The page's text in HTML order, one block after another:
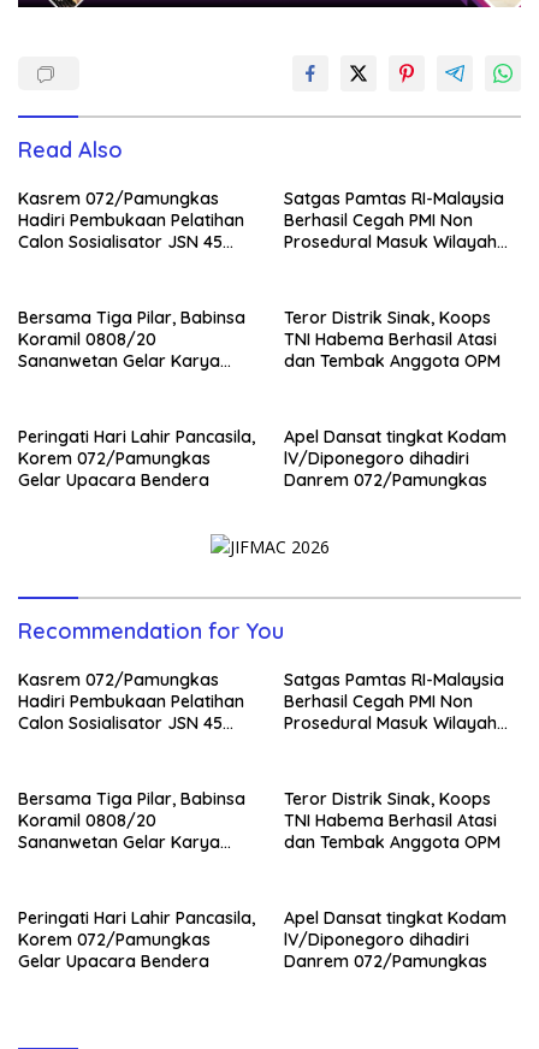
Read Also
Kasrem 072/Pamungkas
Hadiri Pembukaan Pelatihan
Calon Sosialisator JSN 45
Satgas Pamtas RI-Malaysia
Berhasil Cegah PMI Non
Prosedural Masuk Wilayah
Bersama Tiga Pilar, Babinsa
Koramil 0808/20
Sananwetan Gelar Karya
Teror Distrik Sinak, Koops
TNI Habema Berhasil Atasi
dan Tembak Anggota OPM
Peringati Hari Lahir Pancasila,
Korem 072/Pamungkas
Gelar Upacara Bendera
Apel Dansat tingkat Kodam
lV/Diponegoro dihadiri
Danrem 072/Pamungkas
Recommendation for You
Kasrem 072/Pamungkas
Hadiri Pembukaan Pelatihan
Calon Sosialisator JSN 45
Satgas Pamtas RI-Malaysia
Berhasil Cegah PMI Non
Prosedural Masuk Wilayah
Bersama Tiga Pilar, Babinsa
Koramil 0808/20
Sananwetan Gelar Karya
Teror Distrik Sinak, Koops
TNI Habema Berhasil Atasi
dan Tembak Anggota OPM
Peringati Hari Lahir Pancasila,
Korem 072/Pamungkas
Gelar Upacara Bendera
Apel Dansat tingkat Kodam
lV/Diponegoro dihadiri
Danrem 072/Pamungkas